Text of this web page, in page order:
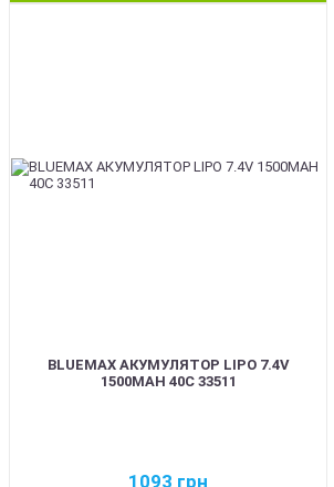
BLUEMAX АКУМУЛЯТОР LIPO 7.4V
1500MAH 40C 33511
1093 грн